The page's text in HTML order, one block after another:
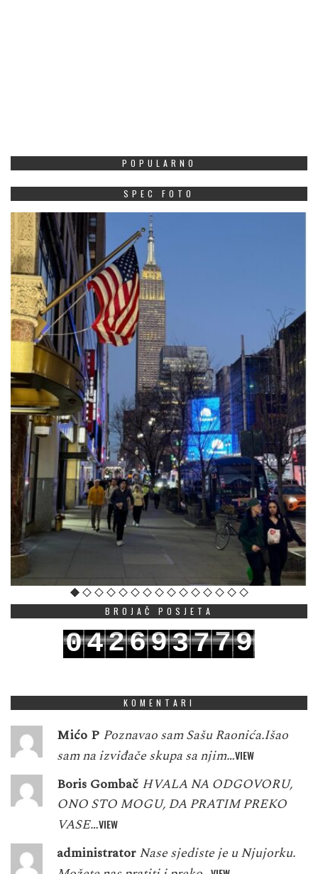
POPULARNO
SPEC FOTO
BROJAČ POSJETA
042693779
KOMENTARI
Mićo P Poznavao sam Sašu Raonića.Išao
sam na izviđače skupa sa njim…VIEW
Boris Gombač HVALA NA ODGOVORU,
ONO STO MOGU, DA PRATIM PREKO
VASE…VIEW
administrator Nase sjediste je u Njujorku.